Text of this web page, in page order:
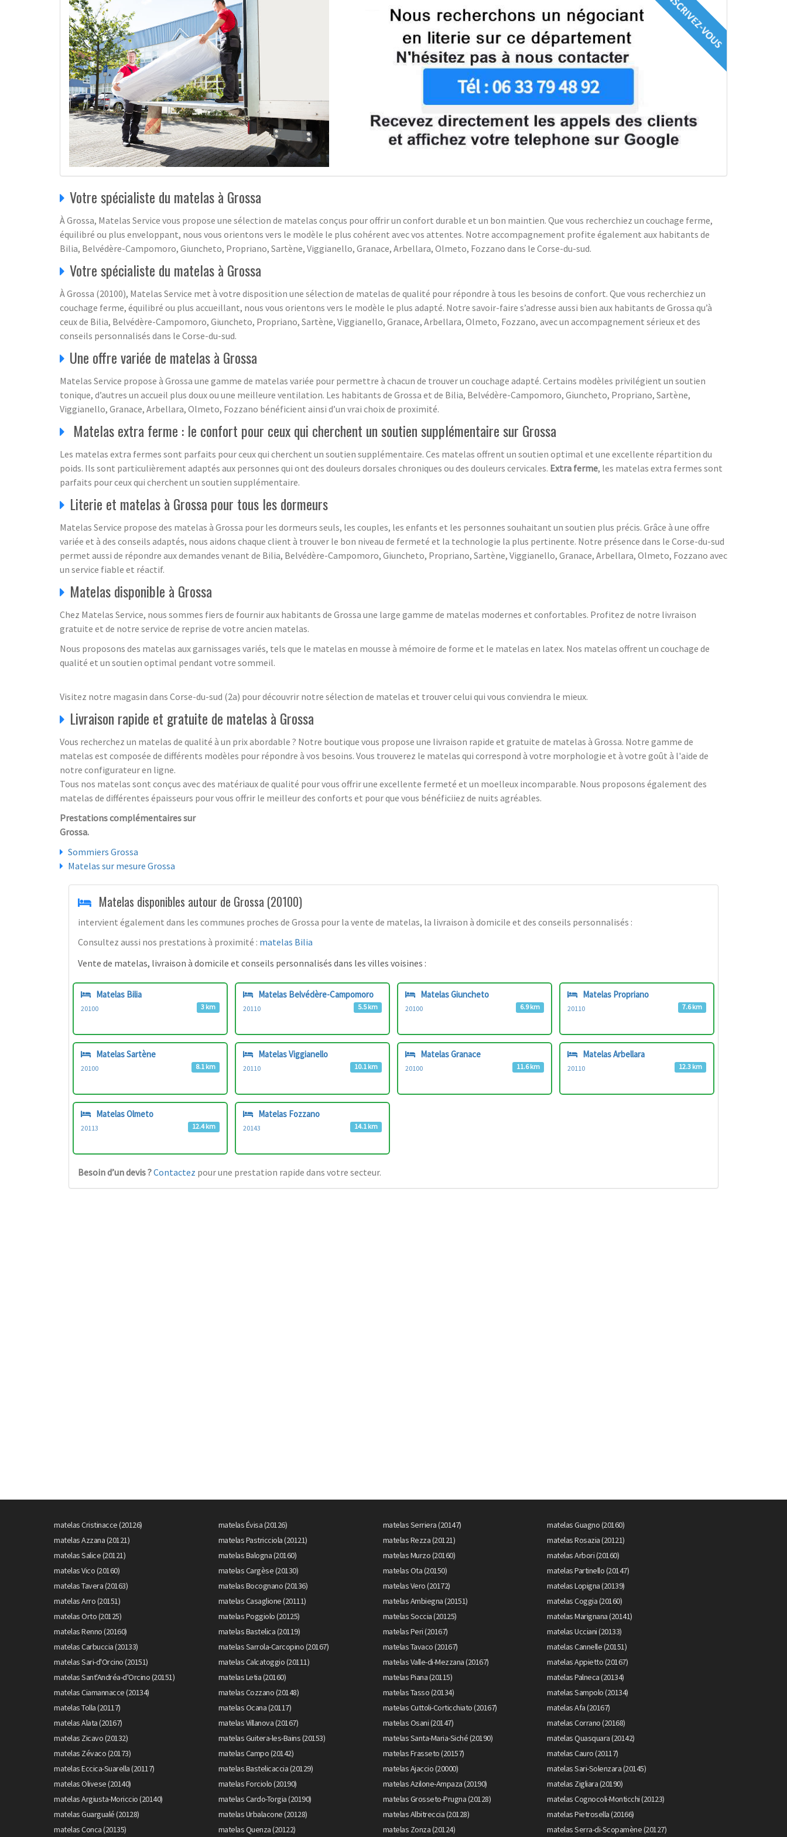
Votre spécialiste du matelas à Grossa
À Grossa, Matelas Service vous propose une sélection de matelas conçus pour offrir un confort durable et un bon maintien. Que vous recherchiez un couchage ferme,
équilibré ou plus enveloppant, nous vous orientons vers le modèle le plus cohérent avec vos attentes. Notre accompagnement profite également aux habitants de
Bilia, Belvédère-Campomoro, Giuncheto, Propriano, Sartène, Viggianello, Granace, Arbellara, Olmeto, Fozzano dans le Corse-du-sud.
Votre spécialiste du matelas à Grossa
À Grossa (20100), Matelas Service met à votre disposition une sélection de matelas de qualité pour répondre à tous les besoins de confort. Que vous recherchiez un
couchage ferme, équilibré ou plus accueillant, nous vous orientons vers le modèle le plus adapté. Notre savoir-faire s’adresse aussi bien aux habitants de Grossa qu’à
ceux de Bilia, Belvédère-Campomoro, Giuncheto, Propriano, Sartène, Viggianello, Granace, Arbellara, Olmeto, Fozzano, avec un accompagnement sérieux et des
conseils personnalisés dans le Corse-du-sud.
Une offre variée de matelas à Grossa
Matelas Service propose à Grossa une gamme de matelas variée pour permettre à chacun de trouver un couchage adapté. Certains modèles privilégient un soutien
tonique, d’autres un accueil plus doux ou une meilleure ventilation. Les habitants de Grossa et de Bilia, Belvédère-Campomoro, Giuncheto, Propriano, Sartène,
Viggianello, Granace, Arbellara, Olmeto, Fozzano bénéficient ainsi d’un vrai choix de proximité.
Matelas extra ferme : le confort pour ceux qui cherchent un soutien supplémentaire sur Grossa
Les matelas extra fermes sont parfaits pour ceux qui cherchent un soutien supplémentaire. Ces matelas offrent un soutien optimal et une excellente répartition du
poids. Ils sont particulièrement adaptés aux personnes qui ont des douleurs dorsales chroniques ou des douleurs cervicales. Extra ferme, les matelas extra fermes sont
parfaits pour ceux qui cherchent un soutien supplémentaire.
Literie et matelas à Grossa pour tous les dormeurs
Matelas Service propose des matelas à Grossa pour les dormeurs seuls, les couples, les enfants et les personnes souhaitant un soutien plus précis. Grâce à une offre
variée et à des conseils adaptés, nous aidons chaque client à trouver le bon niveau de fermeté et la technologie la plus pertinente. Notre présence dans le Corse-du-sud
permet aussi de répondre aux demandes venant de Bilia, Belvédère-Campomoro, Giuncheto, Propriano, Sartène, Viggianello, Granace, Arbellara, Olmeto, Fozzano avec
un service fiable et réactif.
Matelas disponible à Grossa
Chez Matelas Service, nous sommes fiers de fournir aux habitants de Grossa une large gamme de matelas modernes et confortables. Profitez de notre livraison
gratuite et de notre service de reprise de votre ancien matelas.
Nous proposons des matelas aux garnissages variés, tels que le matelas en mousse à mémoire de forme et le matelas en latex. Nos matelas offrent un couchage de
qualité et un soutien optimal pendant votre sommeil.
Visitez notre magasin dans Corse-du-sud (2a) pour découvrir notre sélection de matelas et trouver celui qui vous conviendra le mieux.
Livraison rapide et gratuite de matelas à Grossa
Vous recherchez un matelas de qualité à un prix abordable ? Notre boutique vous propose une livraison rapide et gratuite de matelas à Grossa. Notre gamme de
matelas est composée de différents modèles pour répondre à vos besoins. Vous trouverez le matelas qui correspond à votre morphologie et à votre goût à l'aide de
notre configurateur en ligne.
Tous nos matelas sont conçus avec des matériaux de qualité pour vous offrir une excellente fermeté et un moelleux incomparable. Nous proposons également des
matelas de différentes épaisseurs pour vous offrir le meilleur des conforts et pour que vous bénéficiiez de nuits agréables.
Prestations complémentaires sur
Grossa.
Sommiers Grossa
Matelas sur mesure Grossa
Matelas disponibles autour de Grossa (20100)
intervient également dans les communes proches de Grossa pour la vente de matelas, la livraison à domicile et des conseils personnalisés :
Consultez aussi nos prestations à proximité : matelas Bilia
Vente de matelas, livraison à domicile et conseils personnalisés dans les villes voisines :
Matelas Bilia
20100 3 km
Matelas Belvédère-Campomoro
20110 5.5 km
Matelas Giuncheto
20100 6.9 km
Matelas Propriano
20110 7.6 km
Matelas Sartène
20100 8.1 km
Matelas Viggianello
20110 10.1 km
Matelas Granace
20100 11.6 km
Matelas Arbellara
20110 12.3 km
Matelas Olmeto
20113 12.4 km
Matelas Fozzano
20143 14.1 km
Besoin d’un devis ?Contactez pour une prestation rapide dans votre secteur.
matelas Cristinacce (20126) matelas Évisa (20126) matelas Serriera (20147)
matelas Guagno (20160)
matelas Azzana (20121)
matelas Pastricciola (20121) matelas Rezza (20121)
matelas Rosazia (20121)
matelas Salice (20121)
matelas Balogna (20160) matelas Murzo (20160)
matelas Arbori (20160)
matelas Vico (20160)
matelas Cargèse (20130) matelas Ota (20150)
matelas Partinello (20147)
matelas Tavera (20163)
matelas Bocognano (20136) matelas Vero (20172)
matelas Lopigna (20139)
matelas Arro (20151)
matelas Casaglione (20111) matelas Ambiegna (20151)
matelas Coggia (20160)
matelas Orto (20125)
matelas Poggiolo (20125) matelas Soccia (20125)
matelas Marignana (20141)
matelas Renno (20160)
matelas Bastelica (20119) matelas Peri (20167)
matelas Ucciani (20133)
matelas Carbuccia (20133)
matelas Sarrola-Carcopino (20167) matelas Tavaco (20167)
matelas Cannelle (20151)
matelas Sari-d'Orcino (20151)
matelas Calcatoggio (20111) matelas Valle-di-Mezzana (20167)
matelas Appietto (20167)
matelas Sant'Andréa-d'Orcino (20151)
matelas Letia (20160) matelas Piana (20115)
matelas Palneca (20134)
matelas Ciamannacce (20134)
matelas Cozzano (20148) matelas Tasso (20134)
matelas Sampolo (20134)
matelas Tolla (20117)
matelas Ocana (20117) matelas Cuttoli-Corticchiato (20167)
matelas Afa (20167)
matelas Alata (20167)
matelas Villanova (20167) matelas Osani (20147)
matelas Corrano (20168)
matelas Zicavo (20132)
matelas Guitera-les-Bains (20153) matelas Santa-Maria-Siché (20190)
matelas Quasquara (20142)
matelas Zévaco (20173)
matelas Campo (20142) matelas Frasseto (20157)
matelas Cauro (20117)
matelas Eccica-Suarella (20117)
matelas Bastelicaccia (20129) matelas Ajaccio (20000)
matelas Sari-Solenzara (20145)
matelas Olivese (20140)
matelas Forciolo (20190) matelas Azilone-Ampaza (20190)
matelas Zigliara (20190)
matelas Argiusta-Moriccio (20140)
matelas Cardo-Torgia (20190) matelas Grosseto-Prugna (20128)
matelas Cognocoli-Monticchi (20123)
matelas Guargualé (20128)
matelas Urbalacone (20128) matelas Albitreccia (20128)
matelas Pietrosella (20166)
matelas Conca (20135)
matelas Quenza (20122) matelas Zonza (20124) matelas Serra-di-Scopamène (20127)